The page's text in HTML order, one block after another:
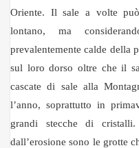
Oriente. Il sale a volte
lontano, ma
prevalentemente calde della
sul loro dorso oltre che il
cascate di sale alla
l’anno, soprattutto in
grandi stecche di
dall’erosione sono le grotte